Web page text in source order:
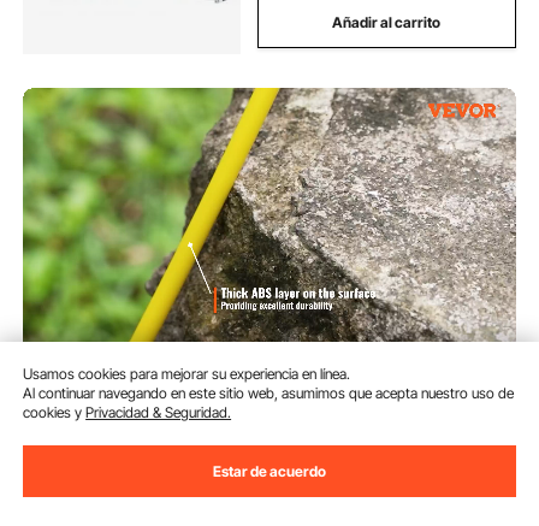
Añadir al carrito
VEVOR Cinta de Fibra de Vidrio
Eléctrico Carrete de Conducto
Soporte de Acero 3 Cabezas
Extractoras para Conducto No
126
Usamos cookies para mejorar su experiencia en línea.
Al continuar navegando en este sitio web, asumimos que acepta nuestro uso de
cookies yPrivacidad & Seguridad.
Estar de acuerdo